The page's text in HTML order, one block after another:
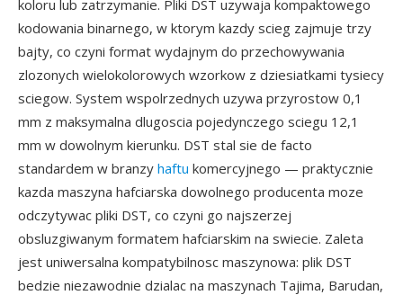
koloru lub zatrzymanie. Pliki DST uzywaja kompaktowego
kodowania binarnego, w ktorym kazdy scieg zajmuje trzy
bajty, co czyni format wydajnym do przechowywania
zlozonych wielokolorowych wzorkow z dziesiatkami tysiecy
sciegow. System wspolrzednych uzywa przyrostow 0,1
mm z maksymalna dlugoscia pojedynczego sciegu 12,1
mm w dowolnym kierunku. DST stal sie de facto
standardem w branzy haftu komercyjnego — praktycznie
kazda maszyna hafciarska dowolnego producenta moze
odczytywac pliki DST, co czyni go najszerzej
obsluzgiwanym formatem hafciarskim na swiecie. Zaleta
jest uniwersalna kompatybilnosc maszynowa: plik DST
bedzie niezawodnie dzialac na maszynach Tajima, Barudan,